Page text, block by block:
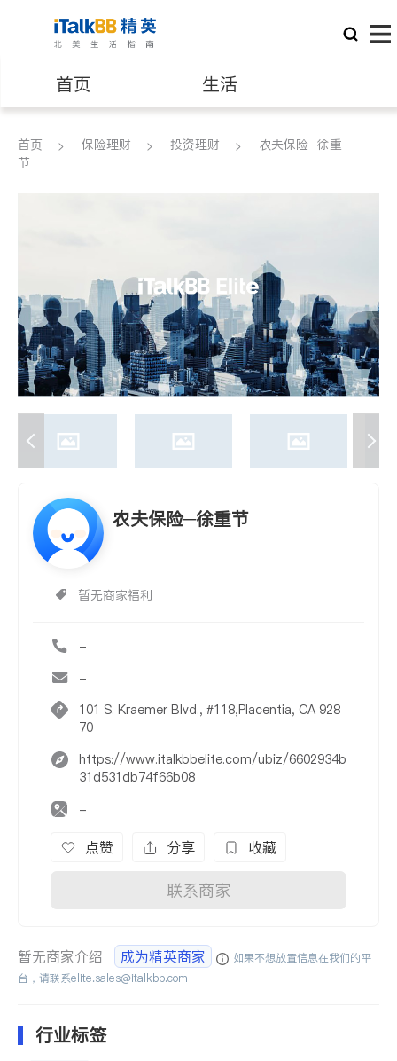
首页 生活
医生 律师
养老 非盈利组织
首页 保险理财 投资理财
农夫保险─徐重
节
农夫保险─徐重节
暂无商家福利
-
-
101 S. Kraemer Blvd., #118,Placentia, CA 928
70
https://www.italkbbelite.com/ubiz/6602934b
31d531db74f66b08
-
点赞 分享 收藏
联系商家
暂无商家介绍 成为精英商家
如果不想放置信息在我们的平
台，请联系elite.sales@italkbb.com
行业标签